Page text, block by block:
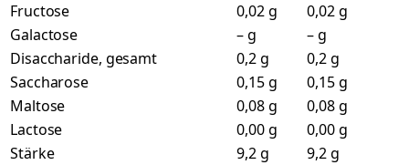
Fructose
0,02 g
0,02 g
Galactose
– g
– g
Disaccharide, gesamt
0,2 g
0,2 g
Saccharose
0,15 g
0,15 g
Maltose
0,08 g
0,08 g
Lactose
0,00 g
0,00 g
Stärke
9,2 g
9,2 g